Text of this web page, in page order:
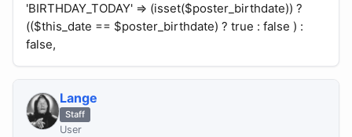
'BIRTHDAY_TODAY' => (isset($poster_birthdate)) ?
(($this_date == $poster_birthdate) ? true : false ) :
false,
Lange
Staff
User